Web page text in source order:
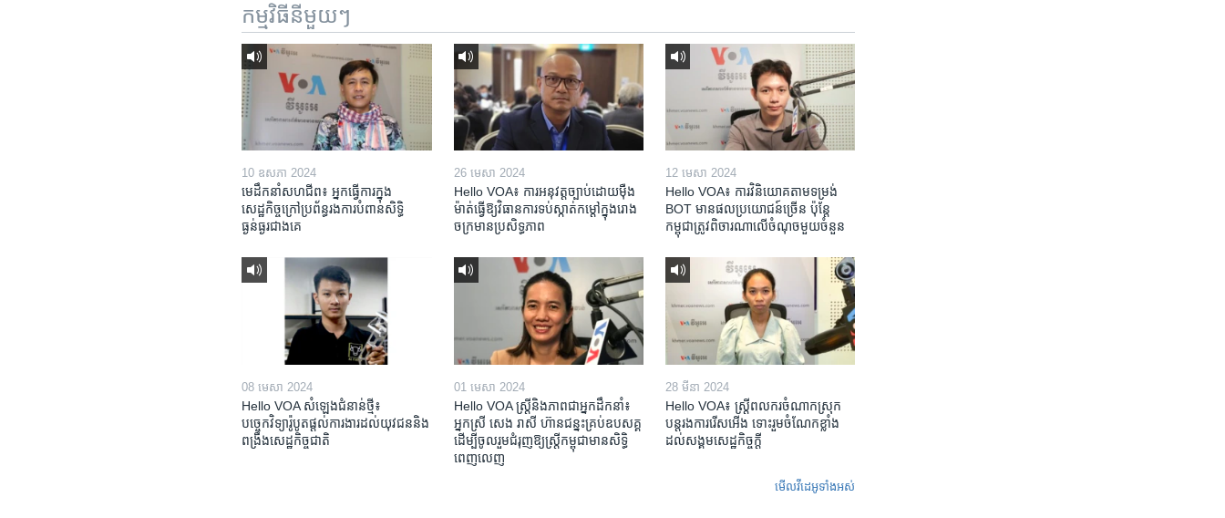
កម្មវិធី​នីមួយៗ
10 ឧសភា 2024
មេដឹកនាំសហជីព៖ អ្នកធ្វើការក្នុង
សេដ្ឋកិច្ចក្រៅប្រព័ន្ធរងការបំពានសិទ្ធិ
ធ្ងន់ធ្ងរជាងគេ
26 មេសា 2024
Hello VOA៖ ការអនុវត្ត​ច្បាប់​ដោយ​ម៉ឺង
ម៉ាត់​ធ្វើ​ឱ្យ​វិធានការ​ទប់ស្កាត់​កម្តៅ​ក្នុង​រោង
ចក្រ​មាន​ប្រសិទ្ធភាព​​
12 មេសា 2024
Hello VOA៖ ការ​វិនិយោគ​តាម​ទម្រង់ ​
BOT​ មាន​ផល​ប្រយោជន៍​ច្រើន ប៉ុន្តែ​
កម្ពុជា​ត្រូវ​ពិចារណា​លើ​ចំណុច​មួយ​ចំនួន
08 មេសា 2024
Hello VOA សំឡេង​ជំនាន់​ថ្មី៖
បច្ចេកវិទ្យា​រ៉ូបូត​ផ្តល់​ការងារ​ដល់​យុវជននិង​
ពង្រឹង​​សេដ្ឋកិច្ច​ជាតិ​​​​​​
01 មេសា 2024
Hello VOA ស្ត្រីនិងភាពជាអ្នកដឹកនាំ៖
អ្នកស្រី សេង រាសី ហ៊ានជន្នះគ្រប់ឧបសគ្គ
ដើម្បីចូលរួមជំរុញឱ្យស្រ្តីកម្ពុជាមានសិទ្ធិ
ពេញលេញ
28 មីនា 2024
Hello VOA៖ ស្រ្តីពលករចំណាកស្រុក
បន្តរងការរើសអើង ទោះរួមចំណែកខ្លាំង
ដល់សង្គមសេដ្ឋកិច្ចក្តី
មើល​វីដេអូ​ទាំង​អស់